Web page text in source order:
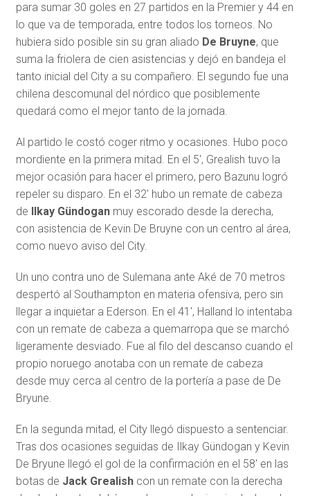
para sumar 30 goles en 27 partidos en la Premier y 44 en
lo que va de temporada, entre todos los torneos. No
hubiera sido posible sin su gran aliado De Bruyne, que
suma la friolera de cien asistencias y dejó en bandeja el
tanto inicial del City a su compañero. El segundo fue una
chilena descomunal del nórdico que posiblemente
quedará como el mejor tanto de la jornada.
Al partido le costó coger ritmo y ocasiones. Hubo poco
mordiente en la primera mitad. En el 5′, Grealish tuvo la
mejor ocasión para hacer el primero, pero Bazunu logró
repeler su disparo. En el 32′ hubo un remate de cabeza
de
Ilkay Gündoganmuy escorado desde la derecha,
con asistencia de Kevin De Bruyne con un centro al área,
como nuevo aviso del City.
Un uno contra uno de Sulemana ante Aké de 70 metros
despertó al Southampton en materia ofensiva, pero sin
llegar a inquietar a Ederson. En el 41′, Halland lo intentaba
con un remate de cabeza a quemarropa que se marchó
ligeramente desviado. Fue al filo del descanso cuando el
propio noruego anotaba con un remate de cabeza
desde muy cerca al centro de la portería a pase de De
Bryune.
En la segunda mitad, el City llegó dispuesto a sentenciar.
Tras dos ocasiones seguidas de Ilkay Gündogan y Kevin
De Bryune llegó el gol de la confirmación en el 58′ en las
botas de Jack Grealish con un remate con la derecha